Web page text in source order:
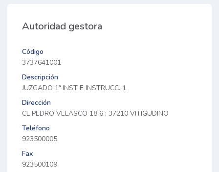
Autoridad gestora
Código
3737641001
Descripción
JUZGADO 1ª INST E INSTRUCC. 1
Dirección
CL PEDRO VELASCO 18 6 ; 37210 VITIGUDINO
Teléfono
923500005
Fax
923500109